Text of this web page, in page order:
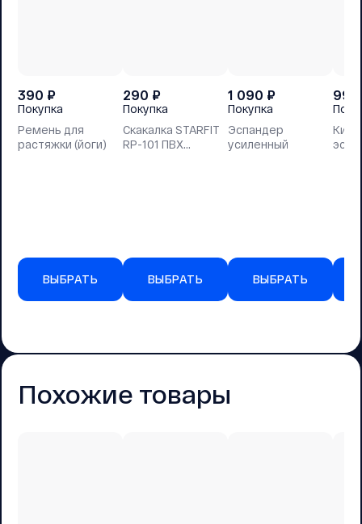
390 ₽
Покупка
Ремень для
растяжки (йоги)
ВЫБРАТЬ
290 ₽
Покупка
Скакалка STARFIT
RP-101 ПВХ
ВЫБРАТЬ
1 090 ₽
Покупка
Эспандер
усиленный
ВЫБРАТЬ
990
Похожие товары